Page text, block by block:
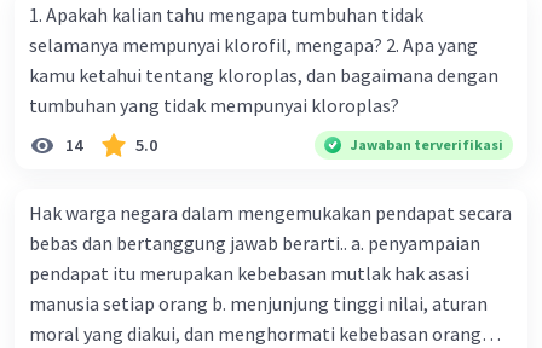
Teknik nilai estetika dan keunikan karya kerajinan
dengan media campuran terletak pada nilai keindahan
dan keunikan yang terdapat pada karya tersebut. Dalam
pembuatan karya kerajinan dengan media campuran,
setiap bahan memiliki karakteristik tersendiri yang
saling mendukung aspek keindahan (estetika).
Penggabungan bahan- bahan dalam proses pembuatan
Dalam membuat kerajinan berbasis media campuran,
perlu dilakukan perancangan yang tepat supaya hasilnya
sesuai dengan apa yang diinginkan.
Beri Rating Balas
1. Apakah kalian tahu mengapa tumbuhan tidak
selamanya mempunyai klorofil, mengapa? 2. Apa yang
kamu ketahui tentang kloroplas, dan bagaimana dengan
tumbuhan yang tidak mempunyai kloroplas?
14 5.0 Jawaban terverifikasi
Hak warga negara dalam mengemukakan pendapat secara
bebas dan bertanggung jawab berarti.. a. penyampaian
pendapat itu merupakan kebebasan mutlak hak asasi
manusia setiap orang b. menjunjung tinggi nilai, aturan
moral yang diakui, dan menghormati kebebasan orang